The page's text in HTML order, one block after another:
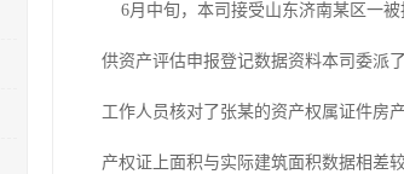
6月中旬，本司接受山东济南某区一被
供资产评估申报登记数据资料本司委派
工作人员核对了张某的资产权属证件房
产权证上面积与实际建筑面积数据相差